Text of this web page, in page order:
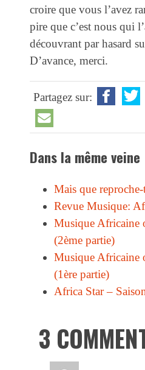
croire que vous l’avez
pire que c’est nous qui
découvrant par hasard
D’avance, merci.
Partagez sur:
Dans la même veine
Mais que
Revue Musique:
Musique Africaine
(2ème partie)
Musique Africaine
(1ère partie)
Africa Star –
3